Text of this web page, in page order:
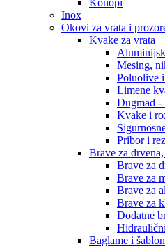
Konopi
Inox
Okovi za vrata i
Kvake za vrata
Mesing,
Poluolive
Limene
Dugmad -
Kvake i
Pribor i
Brave za
Brave za
Brave za
Brave za
Brave za
Dodatne
Baglame i